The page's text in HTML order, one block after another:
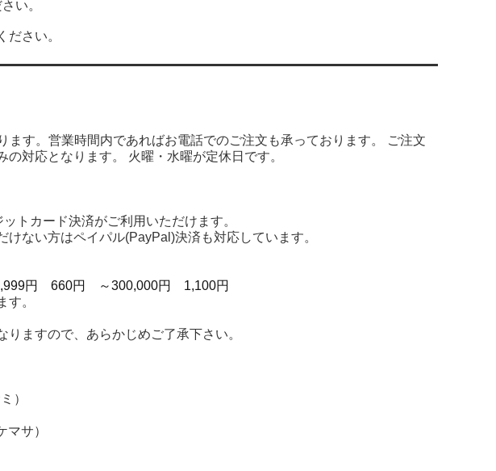
い。
ださい。
す。営業時間内であればお電話でのご注文も承っております。 ご注文
対応となります。 火曜・水曜が定休日です。
トカード決済がご利用いただけます。
ない方はペイパル(PayPal)決済も対応しています。
円 660円
～300,000円 1,100円
。
ますので、あらかじめご了承下さい。
）
サ）